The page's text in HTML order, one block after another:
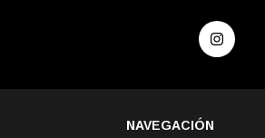
NAVEGACIÓN